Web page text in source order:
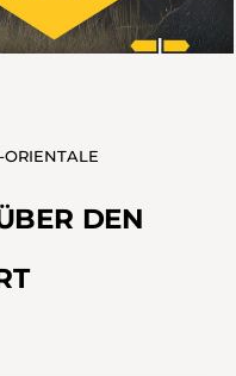
ORIENTALE
DEN